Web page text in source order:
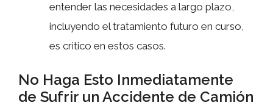
entender las necesidades a largo plazo,
incluyendo el tratamiento futuro en curso,
es critico en estos casos.
No Haga Esto Inmediatamente
de Sufrir un Accidente de Camión